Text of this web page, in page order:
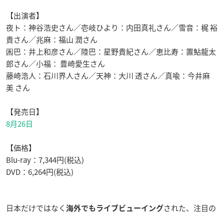
【出演者】
夜ト：神谷浩史さん／壱岐ひより：内田真礼さん／雪音：梶 裕
貴さん／兆麻：福山 潤さん
囷巴：井上和彦さん／陸巴：星野貴紀さん／恵比寿：置鮎龍太
郎さん／小福： 豊崎愛生さん
藤崎浩人：石川界人さん／天神：大川 透さん／真喩：今井麻
美 さん
【発売日】
8月26日
【価格】
Blu-ray：7,344円(税込)
DVD：6,264円(税込)
日本だけではなく 海外でもライブビューイングされた、注目の